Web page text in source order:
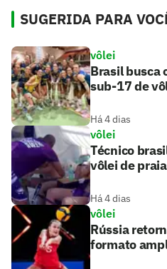
SUGERIDA PARA
vôlei
Brasil busca
sub-17 de
Há 4 dias
vôlei
Técnico
vôlei de
Há 4 dias
vôlei
Rússia
formato